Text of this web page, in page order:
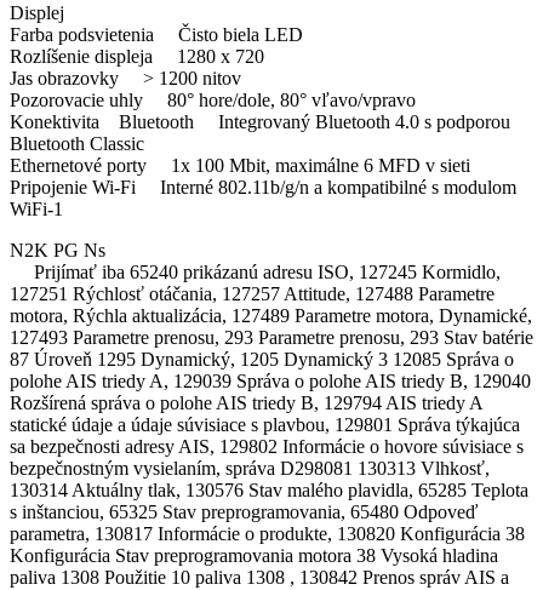
Displej
Farba podsvietenia Čisto biela LED
Rozlíšenie displeja 1280 x 720
Jas obrazovky > 1200 nitov
Pozorovacie uhly 80° hore/dole, 80° vľavo/vpravo
Konektivita Bluetooth Integrovaný Bluetooth 4.0 s podporou
Bluetooth Classic
Ethernetové porty 1x 100 Mbit, maximálne 6 MFD v sieti
Pripojenie Wi-Fi Interné 802.11b/g/n a kompatibilné s modulom
WiFi-1
N2K PG Ns
Prijímať iba 65240 prikázanú adresu ISO, 127245 Kormidlo,
127251 Rýchlosť otáčania, 127257 Attitude, 127488 Parametre
motora, Rýchla aktualizácia, 127489 Parametre motora, Dynamické,
127493 Parametre prenosu, 293 Parametre prenosu, 293 Stav batérie
87 Úroveň 1295 Dynamický, 1205 Dynamický 3 12085 Správa o
polohe AIS triedy A, 129039 Správa o polohe AIS triedy B, 129040
Rozšírená správa o polohe AIS triedy B, 129794 AIS triedy A
statické údaje a údaje súvisiace s plavbou, 129801 Správa týkajúca
sa bezpečnosti adresy AIS, 129802 Informácie o hovore súvisiace s
bezpečnostným vysielaním, správa D298081 130313 Vlhkosť,
130314 Aktuálny tlak, 130576 Stav malého plavidla, 65285 Teplota
s inštanciou, 65325 Stav preprogramovania, 65480 Odpoveď
parametra, 130817 Informácie o produkte, 130820 Konfigurácia 38
Konfigurácia Stav preprogramovania motora 38 Vysoká hladina
paliva 1308 Použitie 10 paliva 1308 , 130842 Prenos správ AIS a